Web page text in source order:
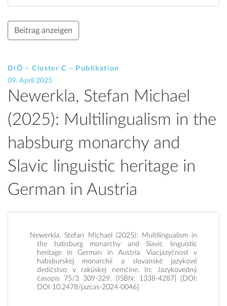
Beitrag anzeigen
DiÖ – Cluster C – Publikation
09. April 2025
Newerkla, Stefan Michael
(2025): Multilingualism in the
habsburg monarchy and
Slavic linguistic heritage in
German in Austria
Newerkla, Stefan Michael (2025): Multilingualism in
the habsburg monarchy and Slavic linguistic
heritage in German in Austria. Viacjazyčnosť v
habsburskej monarchii a slovanské jazykové
dedičstvo v rakúskej nemčine. In: Jazykovedný
časopis 75/3 309-329. [ISBN: 1338-4287] [DOI:
DOI 10.2478/jazcas-2024-0046]